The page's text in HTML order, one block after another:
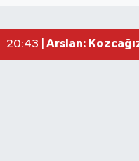
20:43 | Arslan: